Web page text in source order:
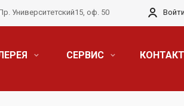
Университетский15, оф. 50 Войти
СЕРВИС